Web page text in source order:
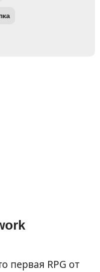
первая RPG от